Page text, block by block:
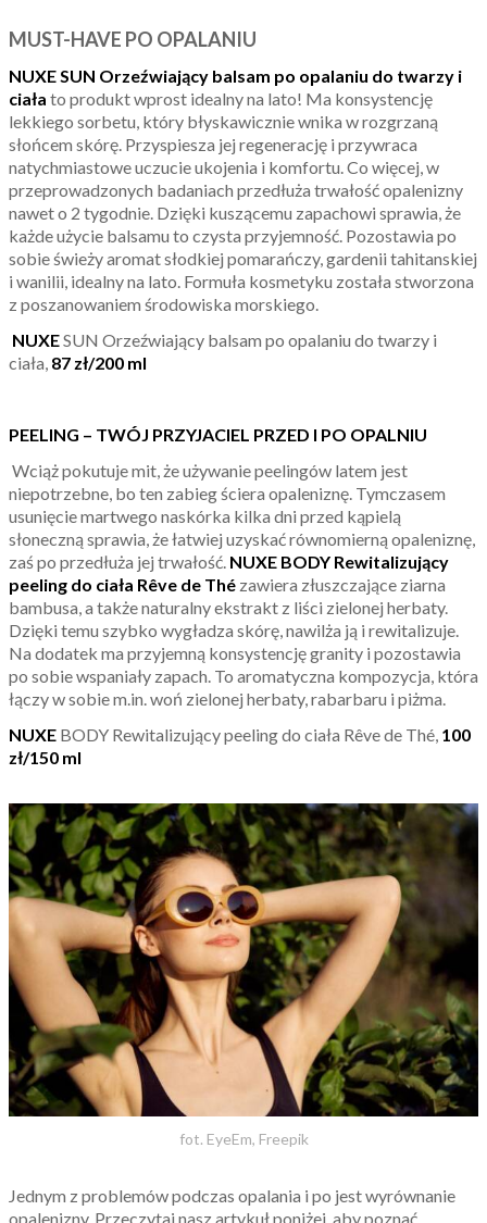
MUST-HAVE PO OPALANIU
NUXE SUN Orzeźwiający balsam po opalaniu do twarzy i
ciała to produkt wprost idealny na lato! Ma konsystencję
lekkiego sorbetu, który błyskawicznie wnika w rozgrzaną
słońcem skórę. Przyspiesza jej regenerację i przywraca
natychmiastowe uczucie ukojenia i komfortu. Co więcej, w
przeprowadzonych badaniach przedłuża trwałość opalenizny
nawet o 2 tygodnie. Dzięki kuszącemu zapachowi sprawia, że
każde użycie balsamu to czysta przyjemność. Pozostawia po
sobie świeży aromat słodkiej pomarańczy, gardenii tahitanskiej
i wanilii, idealny na lato. Formuła kosmetyku została stworzona
z poszanowaniem środowiska morskiego.
NUXESUN Orzeźwiający balsam po opalaniu do twarzy i
ciała, 87 zł/200 ml
PEELING – TWÓJ PRZYJACIEL PRZED I PO OPALNIU
Wciąż pokutuje mit, że używanie peelingów latem jest
niepotrzebne, bo ten zabieg ściera opaleniznę. Tymczasem
usunięcie martwego naskórka kilka dni przed kąpielą
słoneczną sprawia, że łatwiej uzyskać równomierną opaleniznę,
zaś po przedłuża jej trwałość. NUXE BODY Rewitalizujący
peeling do ciała Rêve de Thé zawiera złuszczające ziarna
bambusa, a także naturalny ekstrakt z liści zielonej herbaty.
Dzięki temu szybko wygładza skórę, nawilża ją i rewitalizuje.
Na dodatek ma przyjemną konsystencję granity i pozostawia
po sobie wspaniały zapach. To aromatyczna kompozycja, która
łączy w sobie m.in. woń zielonej herbaty, rabarbaru i piżma.
NUXE BODY Rewitalizujący peeling do ciała Rêve de Thé, 100
zł/150 ml
fot. EyeEm, Freepik
Jednym z problemów podczas opalania i po jest wyrównanie
opalenizny. Przeczytaj nasz artykuł poniżej, aby poznać